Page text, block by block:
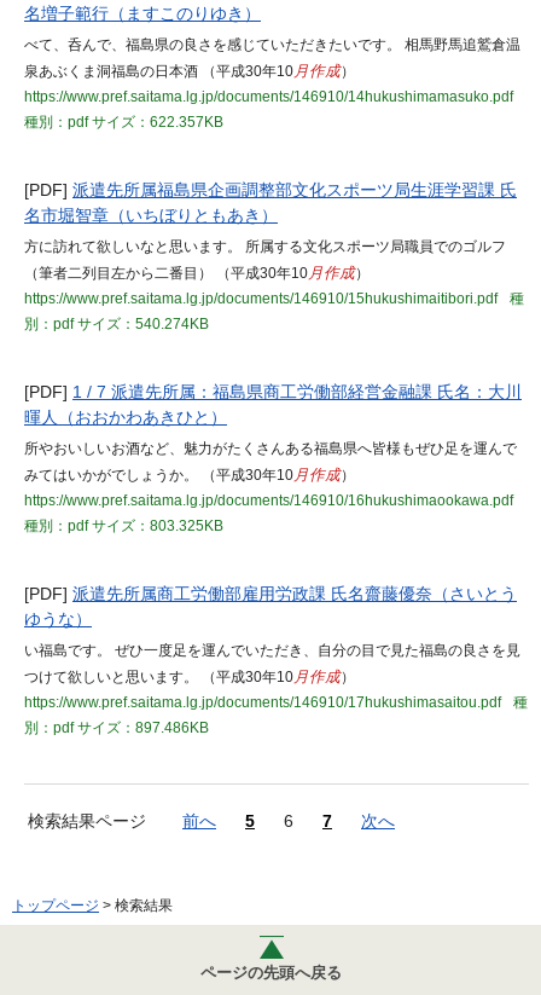
名増子範行（ますこのりゆき）
べて、呑んで、福島県の良さを感じていただきたいです。 相馬野馬追鷲倉温
泉あぶくま洞福島の日本酒 （平成30年10月作成）
https://www.pref.saitama.lg.jp/documents/146910/14hukushimamasuko.pdf
種別：pdfサイズ：622.357KB
[PDF] 派遣先所属福島県企画調整部文化スポーツ局生涯学習課 氏
名市堀智章（いちぼりともあき）
方に訪れて欲しいなと思います。 所属する文化スポーツ局職員でのゴルフ
（筆者二列目左から二番目） （平成30年10月作成）
https://www.pref.saitama.lg.jp/documents/146910/15hukushimaitibori.pdf
種
別：pdfサイズ：540.274KB
[PDF] 1 / 7 派遣先所属：福島県商工労働部経営金融課 氏名：大川
暉人（おおかわあきひと）
所やおいしいお酒など、魅力がたくさんある福島県へ皆様もぜひ足を運んで
みてはいかがでしょうか。 （平成30年10月作成）
https://www.pref.saitama.lg.jp/documents/146910/16hukushimaookawa.pdf
種別：pdfサイズ：803.325KB
[PDF] 派遣先所属商工労働部雇用労政課 氏名齋藤優奈（さいとう
ゆうな）
い福島です。 ぜひ一度足を運んでいただき、自分の目で見た福島の良さを見
つけて欲しいと思います。 （平成30年10月作成）
https://www.pref.saitama.lg.jp/documents/146910/17hukushimasaitou.pdf
種
別：pdfサイズ：897.486KB
検索結果ページ 前へ 5 6 7 次へ
トップページ > 検索結果
ページの先頭へ戻る